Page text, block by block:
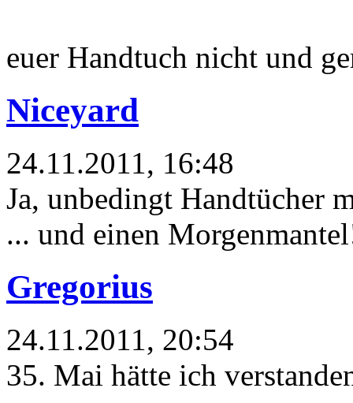
euer Handtuch nicht und
Niceyard
24.11.2011, 16:48
Ja, unbedingt Handtücher
... und einen
Gregorius
24.11.2011, 20:54
35. Mai hätte ich